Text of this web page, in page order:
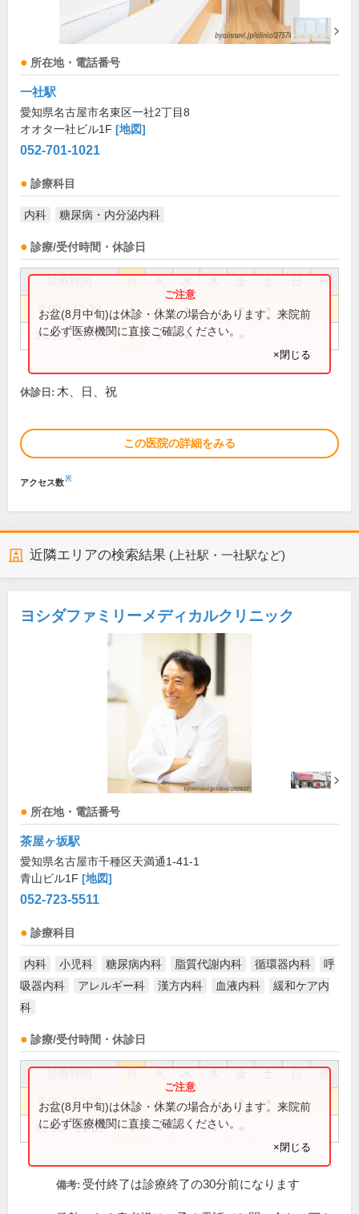
所在地・電話番号
一社駅
愛知県名古屋市名東区一社2丁目8
オオタ一社ビル1F [地図]
052-701-1021
診療科目
内科 糖尿病・内分泌内科
診療/受付時間・休診日
祝
9:00～12:30 ● ● ● ●
14:30～17:30 ● ● ●
お盆(8月中旬)は休診・休業の場合があります。来院前
に必ず医療機関に直接ご確認ください。
×閉じる
休診日: 木、日、祝
この医院の詳細をみる
アクセス数※
近隣エリアの検索結果 (上社駅・一社駅など)
ヨシダファミリーメディカルクリニック
所在地・電話番号
茶屋ヶ坂駅
愛知県名古屋市千種区天満通1-41-1
青山ビル1F [地図]
052-723-5511
診療科目
内科 小児科 糖尿病内科 脂質代謝内科 循環器内科
呼
吸器内科
アレルギー科 漢方内科 血液内科
緩和ケア内
科
診療/受付時間・休診日
祝
9:00～12:00 ● ● ● ●
16:00～19:00 ● ● ●
お盆(8月中旬)は休診・休業の場合があります。来院前
に必ず医療機関に直接ご確認ください。
×閉じる
備考: 受付終了は診療終了の30分前になります